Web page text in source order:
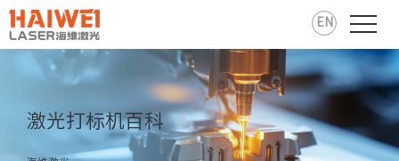
EN
激光打标机百科